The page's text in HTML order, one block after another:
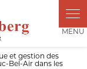
et gestion des
Bel-Air dans les